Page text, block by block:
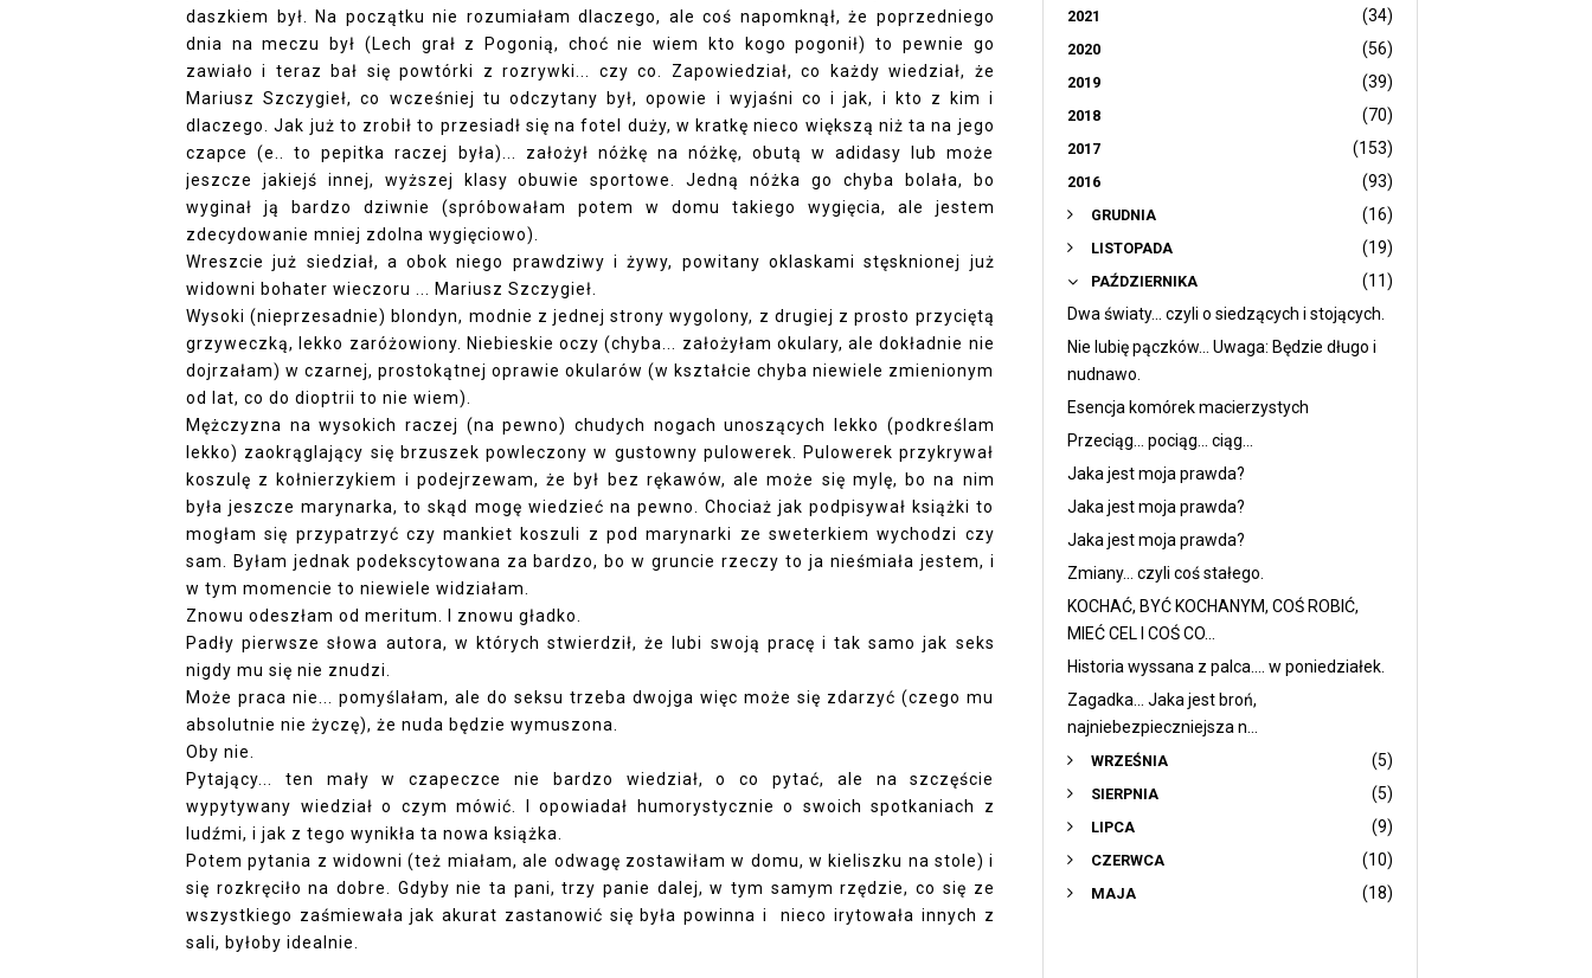
daszkiem był. Na początku nie rozumiałam dlaczego, ale coś napomknął, że poprzedniego
dnia na meczu był (Lech grał z Pogonią, choć nie wiem kto kogo pogonił) to pewnie go
zawiało i teraz bał się powtórki z rozrywki... czy co. Zapowiedział, co każdy wiedział, że
Mariusz Szczygieł, co wcześniej tu odczytany był, opowie i wyjaśni co i jak, i kto z kim i
dlaczego. Jak już to zrobił to przesiadł się na fotel duży, w kratkę nieco większą niż ta na jego
czapce (e.. to pepitka raczej była)... założył nóżkę na nóżkę, obutą w adidasy lub może
jeszcze jakiejś innej, wyższej klasy obuwie sportowe. Jedną nóżka go chyba bolała, bo
wyginał ją bardzo dziwnie (spróbowałam potem w domu takiego wygięcia, ale jestem
zdecydowanie mniej zdolna wygięciowo).
Wreszcie już siedział, a obok niego prawdziwy i żywy, powitany oklaskami stęsknionej już
widowni bohater wieczoru ... Mariusz Szczygieł.
Wysoki (nieprzesadnie) blondyn, modnie z jednej strony wygolony, z drugiej z prosto przyciętą
grzyweczką, lekko zaróżowiony. Niebieskie oczy (chyba... założyłam okulary, ale dokładnie nie
dojrzałam) w czarnej, prostokątnej oprawie okularów (w kształcie chyba niewiele zmienionym
od lat, co do dioptrii to nie wiem).
Mężczyzna na wysokich raczej (na pewno) chudych nogach unoszących lekko (podkreślam
lekko) zaokrąglający się brzuszek powleczony w gustowny pulowerek. Pulowerek przykrywał
koszulę z kołnierzykiem i podejrzewam, że był bez rękawów, ale może się mylę, bo na nim
była jeszcze marynarka, to skąd mogę wiedzieć na pewno. Chociaż jak podpisywał książki to
mogłam się przypatrzyć czy mankiet koszuli z pod marynarki ze sweterkiem wychodzi czy
sam. Byłam jednak podekscytowana za bardzo, bo w gruncie rzeczy to ja nieśmiała jestem, i
w tym momencie to niewiele widziałam.
Znowu odeszłam od meritum. I znowu gładko.
Padły pierwsze słowa autora, w których stwierdził, że lubi swoją pracę i tak samo jak seks
nigdy mu się nie znudzi.
Może praca nie... pomyślałam, ale do seksu trzeba dwojga więc może się zdarzyć (czego mu
absolutnie nie życzę), że nuda będzie wymuszona.
Oby nie.
Pytający... ten mały w czapeczce nie bardzo wiedział, o co pytać, ale na szczęście
wypytywany wiedział o czym mówić. I opowiadał humorystycznie o swoich spotkaniach z
ludźmi, i jak z tego wynikła ta nowa książka.
Potem pytania z widowni (też miałam, ale odwagę zostawiłam w domu, w kieliszku na stole) i
się rozkręciło na dobre. Gdyby nie ta pani, trzy panie dalej, w tym samym rzędzie, co się ze
wszystkiego zaśmiewała jak akurat zastanowić się była powinna i nieco irytowała innych z
sali, byłoby idealnie.
2021 (34)
2020 (56)
2019 (39)
2018 (70)
2017 (153)
2016 (93)
GRUDNIA (16)
LISTOPADA (19)
PAŹDZIERNIKA
(11)
Dwa światy... czyli o siedzących i stojących.
Nie lubię pączków... Uwaga: Będzie długo i
nudnawo.
Esencja komórek macierzystych
Przeciąg... pociąg... ciąg...
Jaka jest moja prawda?
Jaka jest moja prawda?
Jaka jest moja prawda?
Zmiany... czyli coś stałego.
KOCHAĆ, BYĆ KOCHANYM, COŚ ROBIĆ,
MIEĆ CEL I COŚ CO...
Historia wyssana z palca.... w poniedziałek.
Zagadka... Jaka jest broń,
najniebezpieczniejsza n...
WRZEŚNIA (5)
SIERPNIA (5)
LIPCA (9)
CZERWCA (10)
MAJA (18)